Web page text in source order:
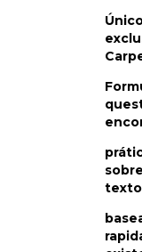
Ú
texto